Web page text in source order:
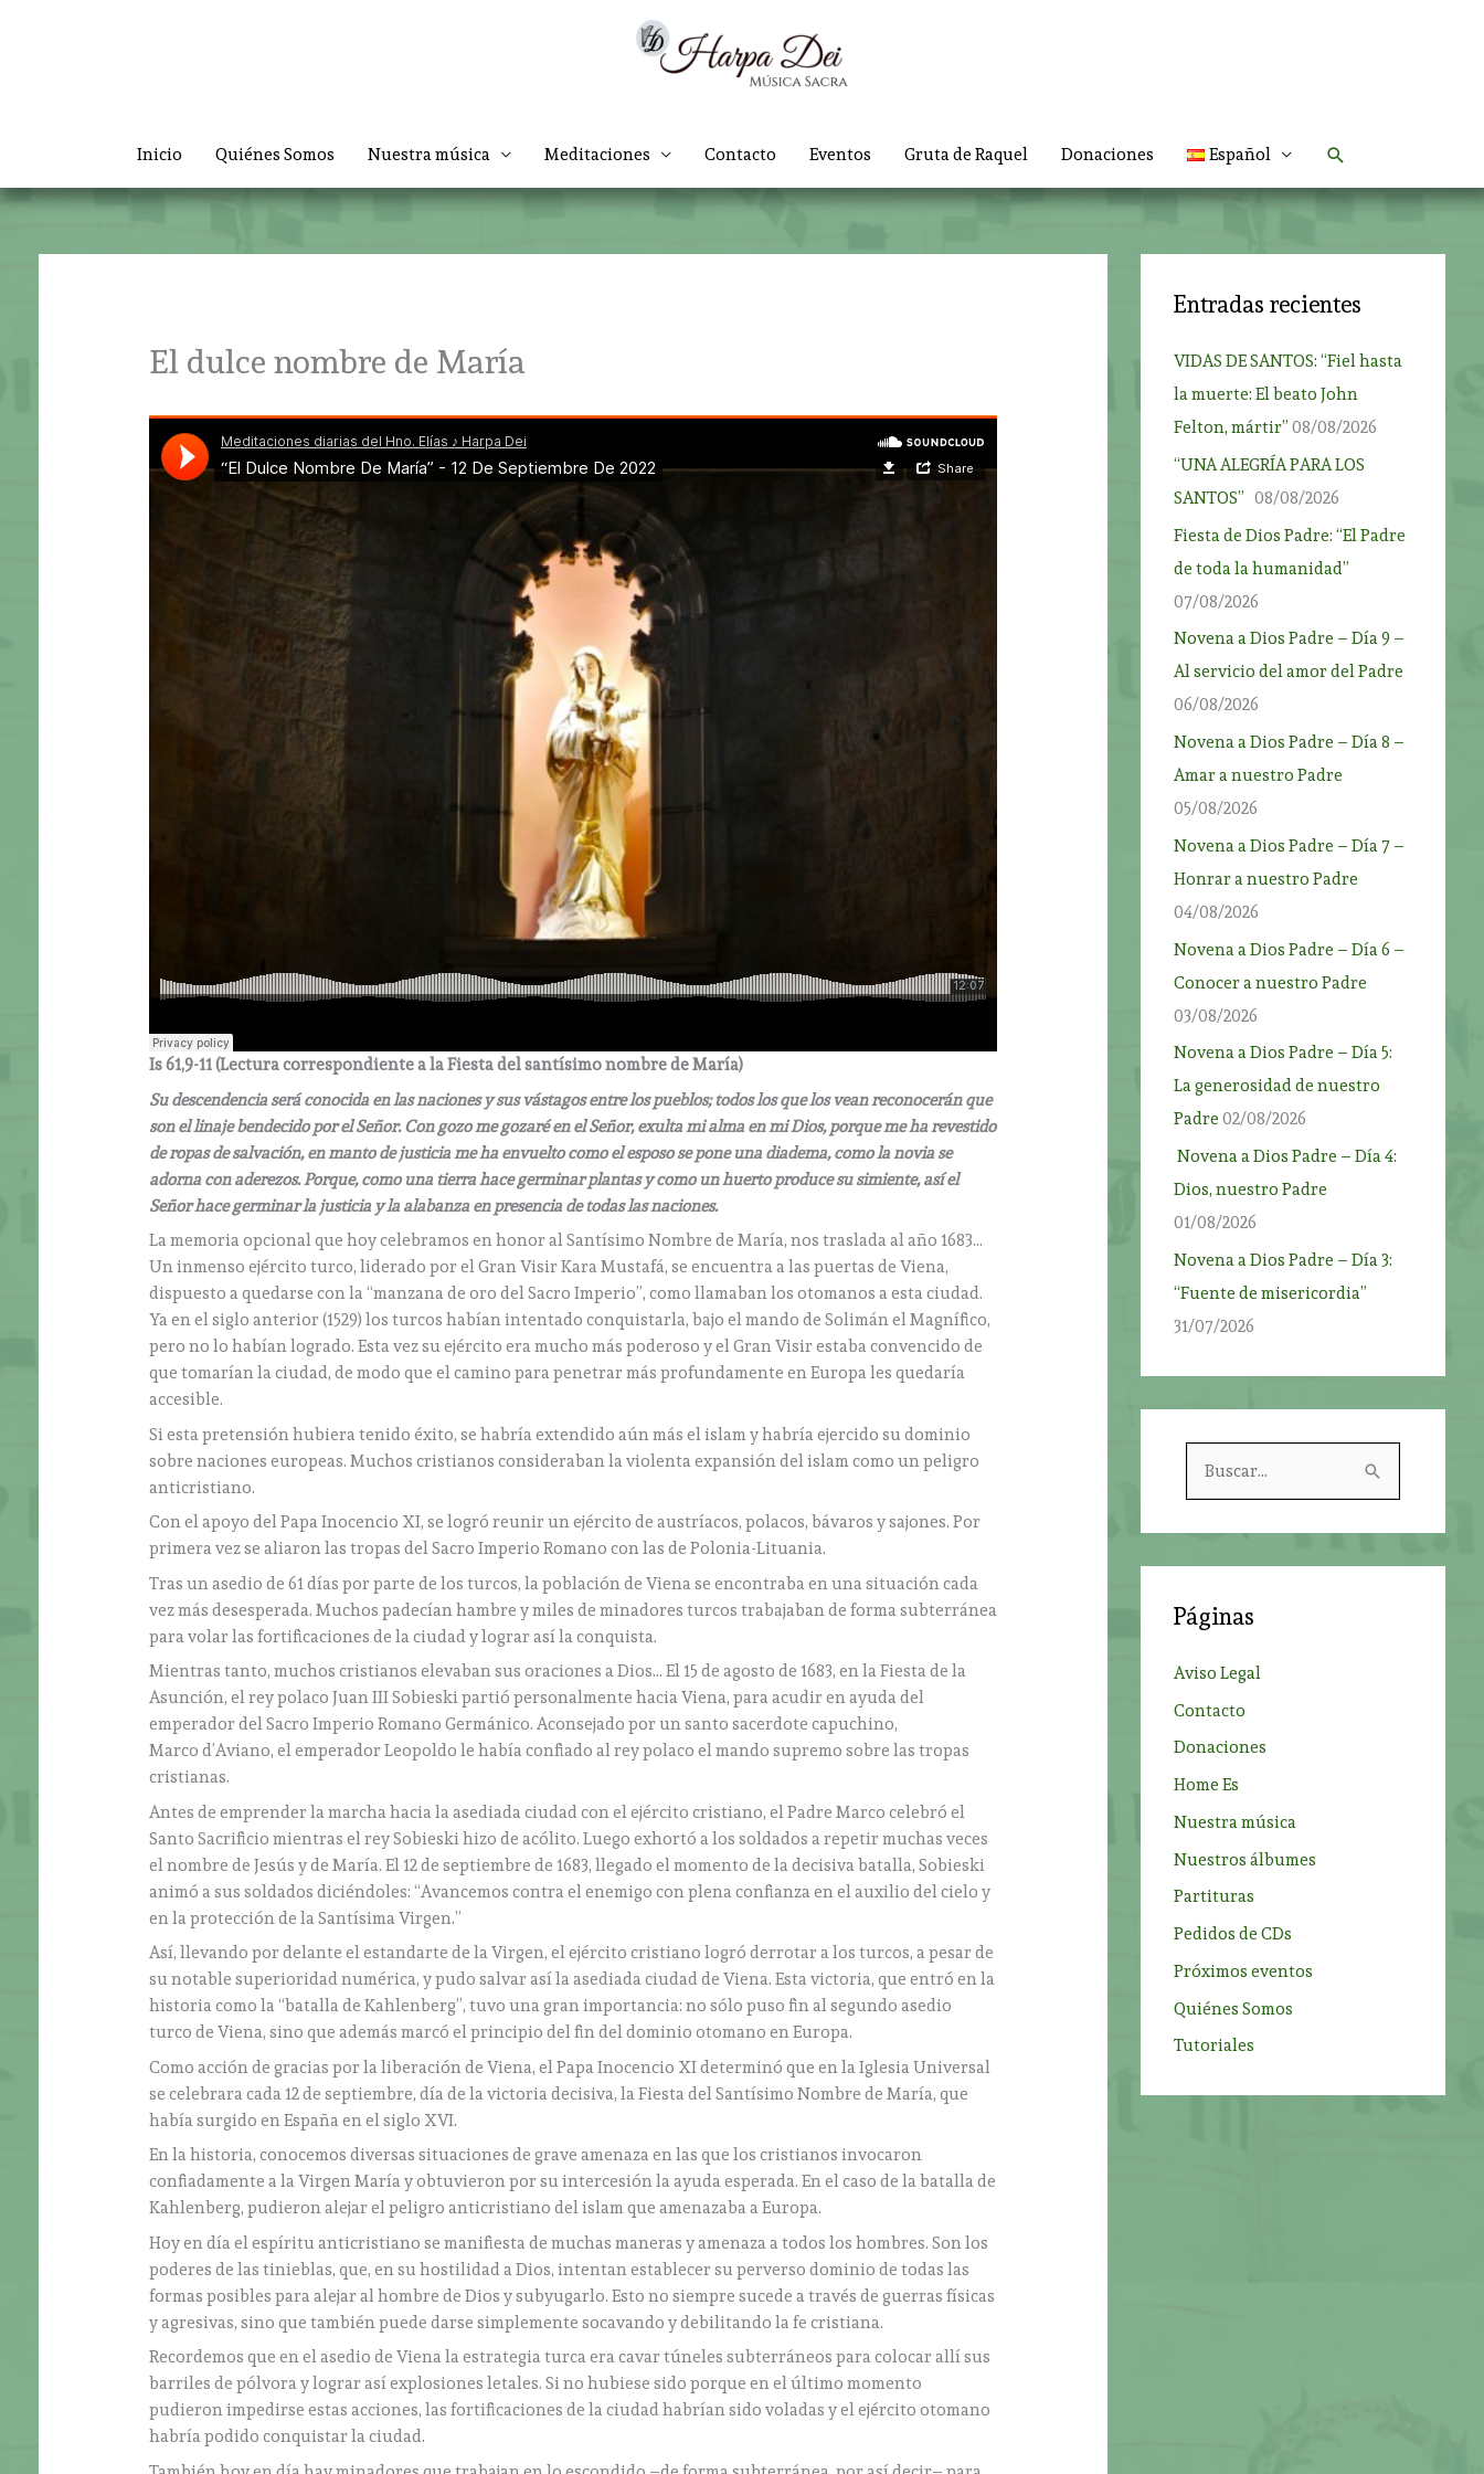
Inicio Quiénes Somos Nuestra música Meditaciones Contacto Eventos Gruta de Raquel Donaciones Español Buscar
El dulce nombre de María
Is 61,9-11 (Lectura correspondiente a la Fiesta del santísimo nombre de María)
Su descendencia será conocida en las naciones y sus vástagos entre los pueblos; todos los que los vean reconocerán que
son el linaje bendecido por el Señor. Con gozo me gozaré en el Señor, exulta mi alma en mi Dios, porque me ha revestido
de ropas de salvación, en manto de justicia me ha envuelto como el esposo se pone una diadema, como la novia se
adorna con aderezos. Porque, como una tierra hace germinar plantas y como un huerto produce su simiente, así el
Señor hace germinar la justicia y la alabanza en presencia de todas las naciones.
La memoria opcional que hoy celebramos en honor al Santísimo Nombre de María, nos traslada al año 1683…
Un inmenso ejército turco, liderado por el Gran Visir Kara Mustafá, se encuentra a las puertas de Viena,
dispuesto a quedarse con la “manzana de oro del Sacro Imperio”, como llamaban los otomanos a esta ciudad.
Ya en el siglo anterior (1529) los turcos habían intentado conquistarla, bajo el mando de Solimán el Magnífico,
pero no lo habían logrado. Esta vez su ejército era mucho más poderoso y el Gran Visir estaba convencido de
que tomarían la ciudad, de modo que el camino para penetrar más profundamente en Europa les quedaría
accesible.
Si esta pretensión hubiera tenido éxito, se habría extendido aún más el islam y habría ejercido su dominio
sobre naciones europeas. Muchos cristianos consideraban la violenta expansión del islam como un peligro
anticristiano.
Con el apoyo del Papa Inocencio XI, se logró reunir un ejército de austríacos, polacos, bávaros y sajones. Por
primera vez se aliaron las tropas del Sacro Imperio Romano con las de Polonia-Lituania.
Tras un asedio de 61 días por parte de los turcos, la población de Viena se encontraba en una situación cada
vez más desesperada. Muchos padecían hambre y miles de minadores turcos trabajaban de forma subterránea
para volar las fortificaciones de la ciudad y lograr así la conquista.
Mientras tanto, muchos cristianos elevaban sus oraciones a Dios… El 15 de agosto de 1683, en la Fiesta de la
Asunción, el rey polaco Juan III Sobieski partió personalmente hacia Viena, para acudir en ayuda del
emperador del Sacro Imperio Romano Germánico. Aconsejado por un santo sacerdote capuchino,
Marco d’Aviano, el emperador Leopoldo le había confiado al rey polaco el mando supremo sobre las tropas
cristianas.
Antes de emprender la marcha hacia la asediada ciudad con el ejército cristiano, el Padre Marco celebró el
Santo Sacrificio mientras el rey Sobieski hizo de acólito. Luego exhortó a los soldados a repetir muchas veces
el nombre de Jesús y de María. El 12 de septiembre de 1683, llegado el momento de la decisiva batalla, Sobieski
animó a sus soldados diciéndoles: “Avancemos contra el enemigo con plena confianza en el auxilio del cielo y
en la protección de la Santísima Virgen.”
Así, llevando por delante el estandarte de la Virgen, el ejército cristiano logró derrotar a los turcos, a pesar de
su notable superioridad numérica, y pudo salvar así la asediada ciudad de Viena. Esta victoria, que entró en la
historia como la “batalla de Kahlenberg”, tuvo una gran importancia: no sólo puso fin al segundo asedio
turco de Viena, sino que además marcó el principio del fin del dominio otomano en Europa.
Como acción de gracias por la liberación de Viena, el Papa Inocencio XI determinó que en la Iglesia Universal
se celebrara cada 12 de septiembre, día de la victoria decisiva, la Fiesta del Santísimo Nombre de María, que
había surgido en España en el siglo XVI.
En la historia, conocemos diversas situaciones de grave amenaza en las que los cristianos invocaron
confiadamente a la Virgen María y obtuvieron por su intercesión la ayuda esperada. En el caso de la batalla de
Kahlenberg, pudieron alejar el peligro anticristiano del islam que amenazaba a Europa.
Hoy en día el espíritu anticristiano se manifiesta de muchas maneras y amenaza a todos los hombres. Son los
poderes de las tinieblas, que, en su hostilidad a Dios, intentan establecer su perverso dominio de todas las
formas posibles para alejar al hombre de Dios y subyugarlo. Esto no siempre sucede a través de guerras físicas
y agresivas, sino que también puede darse simplemente socavando y debilitando la fe cristiana.
Recordemos que en el asedio de Viena la estrategia turca era cavar túneles subterráneos para colocar allí sus
barriles de pólvora y lograr así explosiones letales. Si no hubiese sido porque en el último momento
pudieron impedirse estas acciones, las fortificaciones de la ciudad habrían sido voladas y el ejército otomano
habría podido conquistar la ciudad.
Entradas recientes
VIDAS DE SANTOS: “Fiel hasta
la muerte: El beato John
Felton, mártir” 08/08/2026
“UNA ALEGRÍA PARA LOS
SANTOS” 08/08/2026
Fiesta de Dios Padre: “El Padre
de toda la humanidad”
07/08/2026
Novena a Dios Padre – Día 9 –
Al servicio del amor del Padre
06/08/2026
Novena a Dios Padre – Día 8 –
Amar a nuestro Padre
05/08/2026
Novena a Dios Padre – Día 7 –
Honrar a nuestro Padre
04/08/2026
Novena a Dios Padre – Día 6 –
Conocer a nuestro Padre
03/08/2026
Novena a Dios Padre – Día 5:
La generosidad de nuestro
Padre 02/08/2026
Novena a Dios Padre – Día 4:
Dios, nuestro Padre
01/08/2026
Novena a Dios Padre – Día 3:
“Fuente de misericordia”
31/07/2026
r
:
Páginas
Aviso Legal
Contacto
Donaciones
Home Es
Nuestra música
Nuestros álbumes
Partituras
Pedidos de CDs
Próximos eventos
Quiénes Somos
Tutoriales